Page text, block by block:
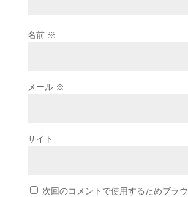
名前 ※
メール ※
サイト
次回のコメントで使用するためブラ